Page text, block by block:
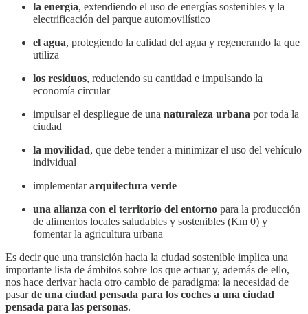
la energía, extendiendo el uso de energías sostenibles y la
electrificación del parque automovilístico
el agua, protegiendo la calidad del agua y regenerando la que
utiliza
los residuos, reduciendo su cantidad e impulsando la
economía circular
impulsar el despliegue de una naturaleza urbana por toda la
ciudad
la movilidad, que debe tender a minimizar el uso del vehículo
individual
implementararquitectura verde
una alianza con el territorio del entorno para la producción
de alimentos locales saludables y sostenibles (Km 0) y
fomentar la agricultura urbana
Es decir que una transición hacia la ciudad sostenible implica una
importante lista de ámbitos sobre los que actuar y, además de ello,
nos hace derivar hacia otro cambio de paradigma: la necesidad de
pasarde una ciudad pensada para los coches a una ciudad
pensada para las personas.